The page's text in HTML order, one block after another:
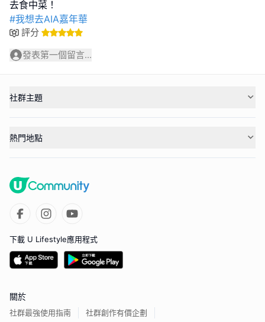
#我想去AIA嘉年華
評分
發表第一個留言...
社群主題
熱門地點
下載 U Lifestyle應用程式
關於
社群最強使用指南 社群創作有價企劃